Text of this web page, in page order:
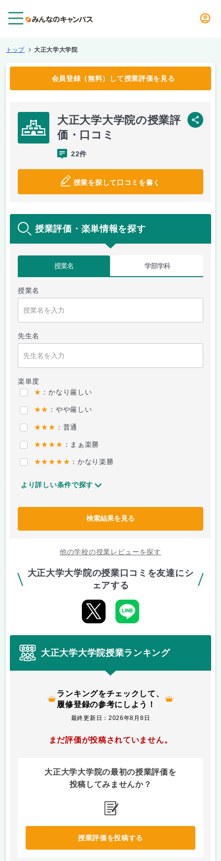
トップ 大正大学大学院
会員登録（無料）して授業評価を見る
大正大学大学院の授業評
価・口コミ
22件
授業を探して口コミを書く
SNS
授業評価・楽単情報を探す
授業名 学部学科
授業名
先生名
楽単度
★ ：かなり厳しい
★★ ：やや厳しい
★★★ ：普通
★★★★ ：まぁ楽勝
★★★★★ ：かなり楽勝
より詳しい条件で探す
検索結果を見る
他の学校の授業レビューを探す
大正大学大学院の授業口コミを友達にシ
ェアする
大正大学大学院授業ランキング
ランキングをチェックして、
履修登録の参考にしよう！
最終更新日：2026年8月8日
まだ評価が投稿されていません。
大正大学大学院の最初の授業評価を
投稿してみませんか？
授業評価を投稿する